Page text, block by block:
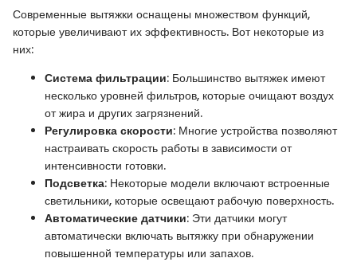
Современные вытяжки оснащены множеством функций,
которые увеличивают их эффективность. Вот некоторые из
них:
Система фильтрации: Большинство вытяжек имеют
несколько уровней фильтров, которые очищают воздух
от жира и других загрязнений.
Регулировка скорости: Многие устройства позволяют
настраивать скорость работы в зависимости от
интенсивности готовки.
Подсветка: Некоторые модели включают встроенные
светильники, которые освещают рабочую поверхность.
Автоматические датчики: Эти датчики могут
автоматически включать вытяжку при обнаружении
повышенной температуры или запахов.